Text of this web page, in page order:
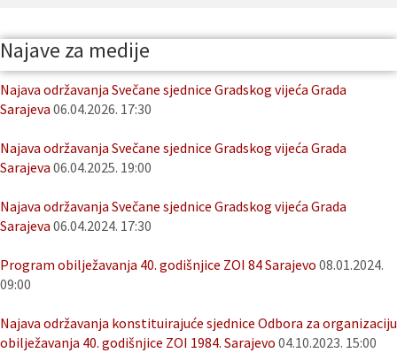
Najave za medije
Najava održavanja Svečane sjednice Gradskog vijeća Grada
Sarajeva 06.04.2026. 17:30
Najava održavanja Svečane sjednice Gradskog vijeća Grada
Sarajeva 06.04.2025. 19:00
Najava održavanja Svečane sjednice Gradskog vijeća Grada
Sarajeva 06.04.2024. 17:30
Program obilježavanja 40. godišnjice ZOI 84 Sarajevo 08.01.2024.
09:00
Najava održavanja konstituirajuće sjednice Odbora za organizaciju
obilježavanja 40. godišnjice ZOI 1984. Sarajevo 04.10.2023. 15:00